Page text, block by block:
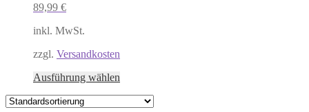
89,99 €
inkl. MwSt.
zzgl. Versandkosten
Ausführung wählen